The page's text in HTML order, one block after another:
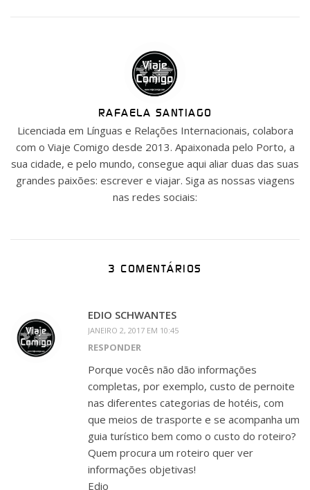
RAFAELA SANTIAGO
Licenciada em Línguas e Relações Internacionais, colabora
com o Viaje Comigo desde 2013. Apaixonada pelo Porto, a
sua cidade, e pelo mundo, consegue aqui aliar duas das suas
grandes paixões: escrever e viajar. Siga as nossas viagens
nas redes sociais:
3 COMENTÁRIOS
EDIO SCHWANTES
JANEIRO 2, 2017 EM 10:45
RESPONDER
Porque vocês não dão informações
completas, por exemplo, custo de pernoite
nas diferentes categorias de hotéis, com
que meios de trasporte e se acompanha um
guia turístico bem como o custo do roteiro?
Quem procura um roteiro quer ver
informações objetivas!
Edio